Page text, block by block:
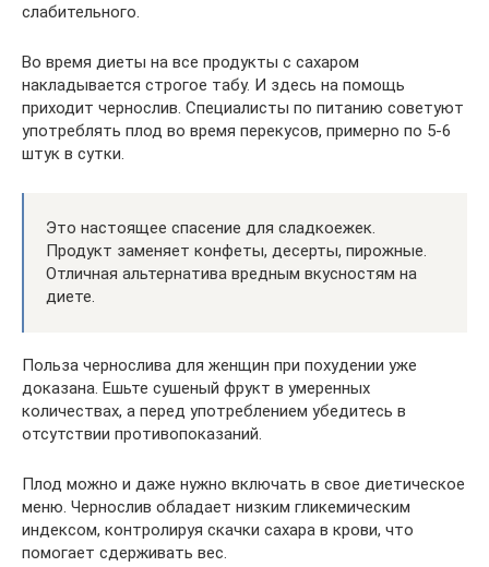
слабительного.
Во время диеты на все продукты с сахаром
накладывается строгое табу. И здесь на помощь
приходит чернослив. Специалисты по питанию советуют
употреблять плод во время перекусов, примерно по 5-6
штук в сутки.
Это настоящее спасение для сладкоежек.
Продукт заменяет конфеты, десерты, пирожные.
Отличная альтернатива вредным вкусностям на
диете.
Польза чернослива для женщин при похудении уже
доказана. Ешьте сушеный фрукт в умеренных
количествах, а перед употреблением убедитесь в
отсутствии противопоказаний.
Плод можно и даже нужно включать в свое диетическое
меню. Чернослив обладает низким гликемическим
индексом, контролируя скачки сахара в крови, что
помогает сдерживать вес.